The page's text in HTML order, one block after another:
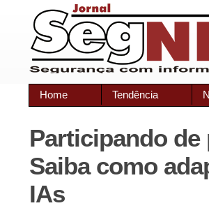
Home Tendência
Participando
Saiba como
IAs